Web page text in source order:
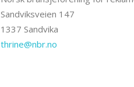
Sandviksveien 147
1337 Sandvika
thrine@nbr.no